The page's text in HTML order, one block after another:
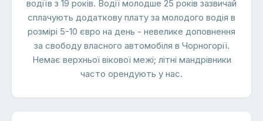
водіїв з 19 років. Водії молодше 25 років зазвичай
сплачують додаткову плату за молодого водія в
розмірі 5-10 євро на день - невелике доповнення
за свободу власного автомобіля в Чорногорії.
Немає верхньої вікової межі; літні мандрівники
часто орендують у нас.